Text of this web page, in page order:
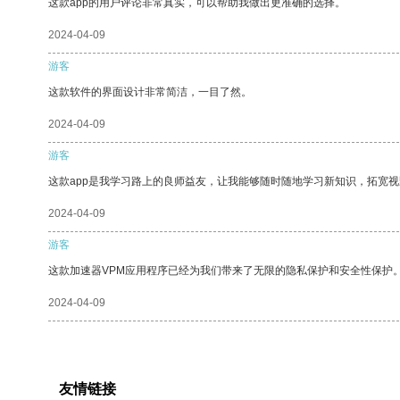
这款app的用户评论非常真实，可以帮助我做出更准确的选择。
2024-04-09
游客
这款软件的界面设计非常简洁，一目了然。
2024-04-09
游客
这款app是我学习路上的良师益友，让我能够随时随地学习新知识，拓宽
2024-04-09
游客
这款加速器VPM应用程序已经为我们带来了无限的隐私保护和安全性保护
2024-04-09
友情链接